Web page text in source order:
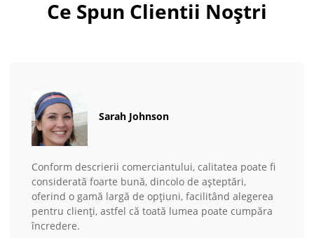
Ce Spun Clientii Noștri
Sarah Johnson
Conform descrierii comerciantului, calitatea poate fi
considerată foarte bună, dincolo de așteptări,
oferind o gamă largă de opțiuni, facilitând alegerea
pentru clienți, astfel că toată lumea poate cumpăra
încredere.